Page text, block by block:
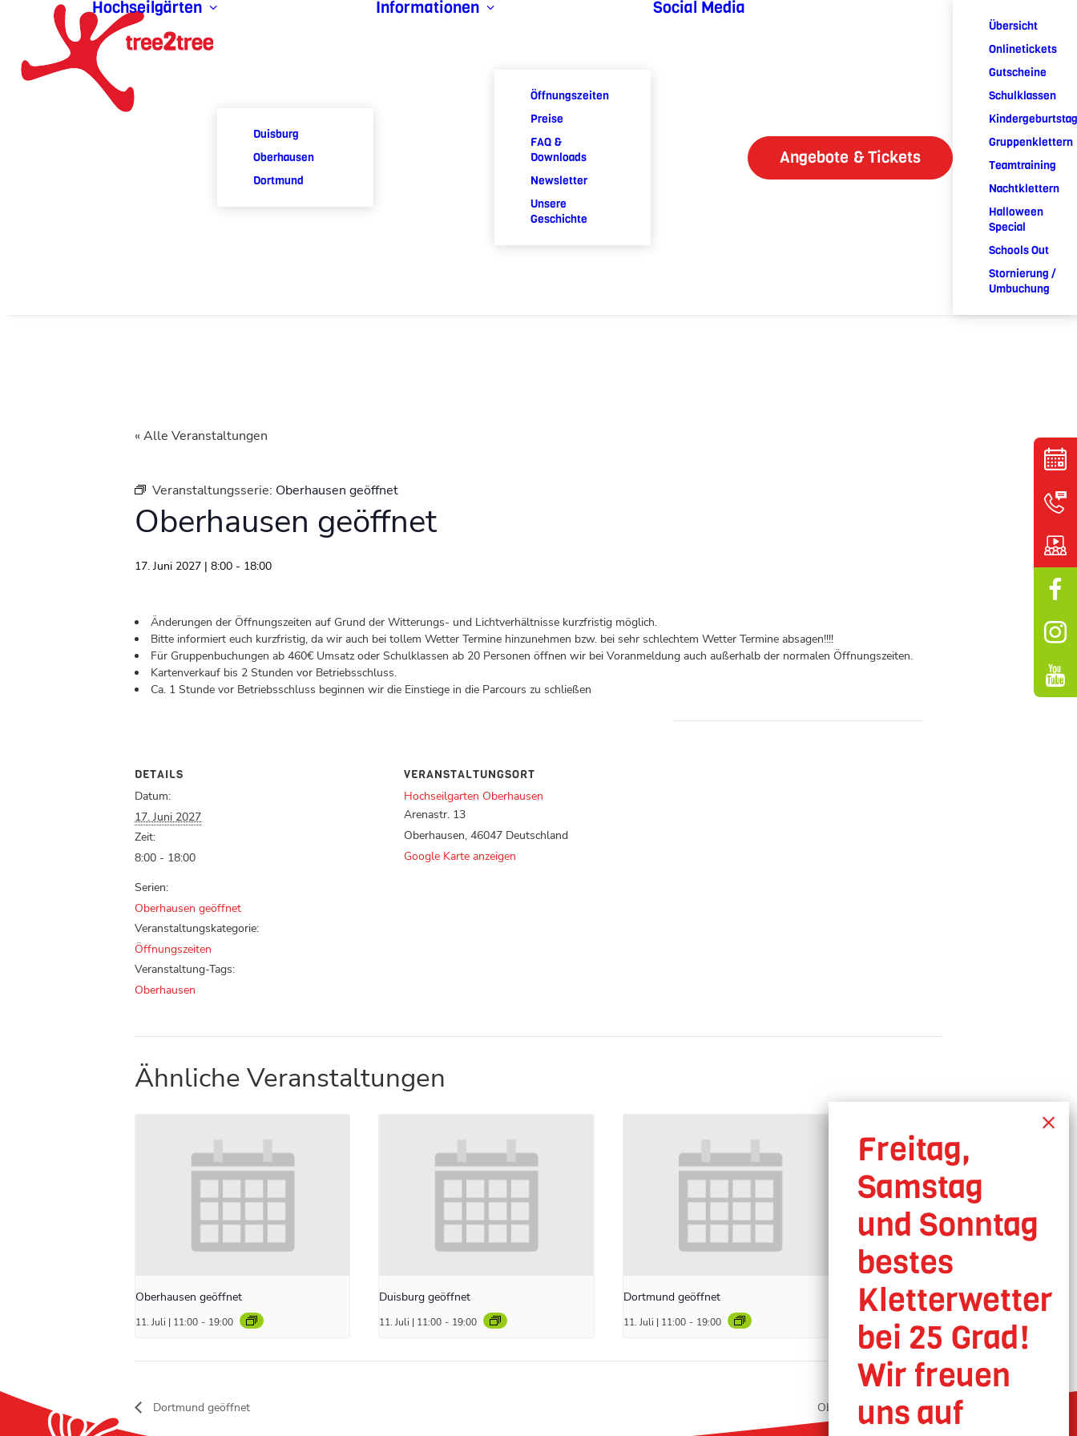
Hochseilgärten
Duisburg
Oberhausen
Dortmund
Informationen
Öffnungszeiten
Preise
FAQ &
Downloads
Newsletter
Unsere
Geschichte
Social Media
Angebote & Tickets
Übersicht
Onlinetickets
Gutscheine
Schulklassen
Kindergeburtstag
Gruppenklettern
Teamtraining
Nachtklettern
Halloween
Special
Schools Out
Stornierung /
Umbuchung
« Alle Veranstaltungen
Veranstaltungsserie: Oberhausen geöffnet
Oberhausen geöffnet
17. Juni 2027 | 8:00 - 18:00
Änderungen der Öffnungszeiten auf Grund der Witterungs- und Lichtverhältnisse kurzfristig möglich.
Bitte informiert euch kurzfristig, da wir auch bei tollem Wetter Termine hinzunehmen bzw. bei sehr schlechtem Wetter Termine absagen!!!!
Für Gruppenbuchungen ab 460€ Umsatz oder Schulklassen ab 20 Personen öffnen wir bei Voranmeldung auch außerhalb der normalen Öffnungszeiten.
Kartenverkauf bis 2 Stunden vor Betriebsschluss.
Ca. 1 Stunde vor Betriebsschluss beginnen wir die Einstiege in die Parcours zu schließen
DETAILS
Datum:
17. Juni 2027
Zeit:
8:00 - 18:00
Serien:
Oberhausen geöffnet
Veranstaltungskategorie:
Öffnungszeiten
Veranstaltung-Tags:
Oberhausen
VERANSTALTUNGSORT
Hochseilgarten Oberhausen
Arenastr. 13
Oberhausen, 46047 Deutschland
Google Karte anzeigen
Ähnliche Veranstaltungen
Oberhausen geöffnet
11. Juli | 11:00 - 19:00
Duisburg geöffnet
11. Juli | 11:00 - 19:00
Dortmund geöffnet
11. Juli | 11:00 - 19:00
Dortmund geöffnet Oberhausen geöffnet